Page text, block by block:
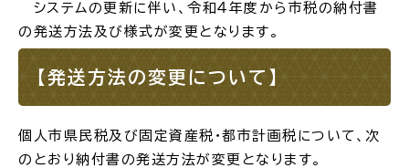
外国人の方へ
新着情報一覧
ふるさと納税
システムの更新に伴い、令和４年度から市税の納付書
の発送方法及び様式が変更となります。
【発送方法の変更について】
個人市県民税及び固定資産税・都市計画税について、次
のとおり納付書の発送方法が変更となります。